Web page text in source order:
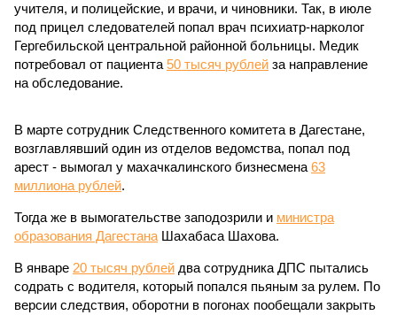
учителя, и полицейские, и врачи, и чиновники. Так, в июле
под прицел следователей попал врач психиатр-нарколог
Гергебильской центральной районной больницы. Медик
потребовал от пациента 50 тысяч рублей за направление
на обследование.
В марте сотрудник Следственного комитета в Дагестане,
возглавлявший один из отделов ведомства, попал под
арест - вымогал у махачкалинского бизнесмена 63
миллиона рублей.
Тогда же в вымогательстве заподозрили и министра
образования Дагестана Шахабаса Шахова.
В январе 20 тысяч рублей два сотрудника ДПС пытались
содрать с водителя, который попался пьяным за рулем. По
версии следствия, оборотни в погонах пообещали закрыть